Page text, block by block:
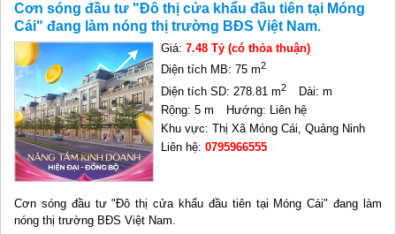
Cơn sóng đầu tư "Đô thị cửa khẩu đầu tiên tại Móng
Cái" đang làm nóng thị trường BĐS Việt Nam.
Giá:7.48 Tỷ (có thỏa thuận)
Diện tích MB: 75 m2
Diện tích SD: 278.81 m2
Dài: m
Rộng: 5 m
Hướng: Liên hệ
Khu vực: Thị Xã Móng Cái, Quảng Ninh
Liên hệ:0795966555
Cơn sóng đầu tư "Đô thị cửa khẩu đầu tiên tại Móng Cái" đang làm
nóng thị trường BĐS Việt Nam.